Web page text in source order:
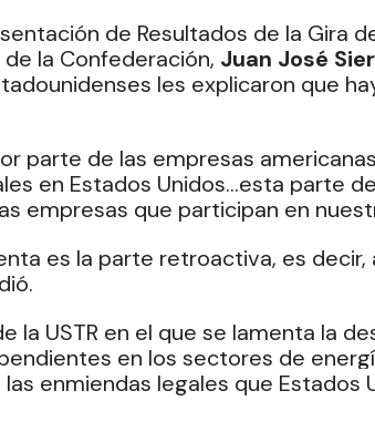
de Resultados de la Gira
la Confederación, Juan José
les explicaron que
parte de las empresas
en Estados Unidos...esta parte
empresas que participan en
es la parte retroactiva, es decir,
la USTR en el que se lamenta la
en los sectores de
enmiendas legales que Estados